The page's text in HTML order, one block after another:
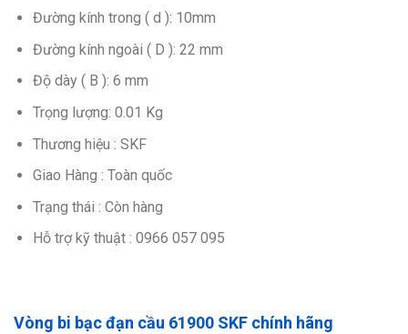
Đường kính trong ( d ): 10mm
Đường kính ngoài ( D ): 22 mm
Độ dày ( B ): 6 mm
Trọng lượng: 0.01 Kg
Thương hiệu : SKF
Giao Hàng : Toàn quốc
Trạng thái : Còn hàng
Hỗ trợ kỹ thuật : 0966 057 095
Vòng bi bạc đạn cầu 61900 SKF chính hãng